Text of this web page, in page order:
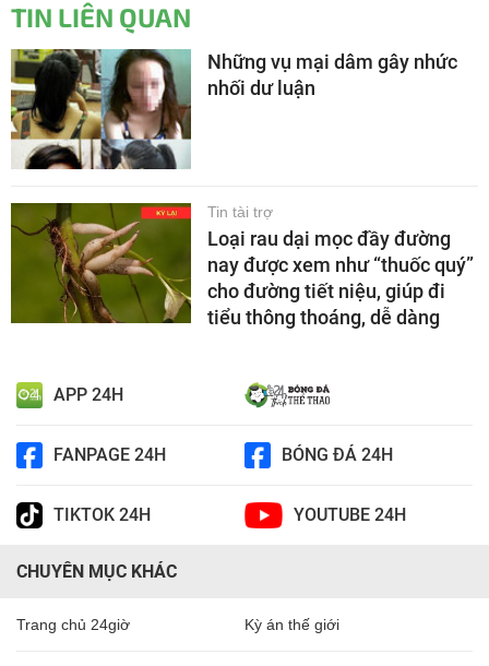
TIN LIÊN QUAN
Những vụ mại dâm gây nhức
nhối dư luận
Tin tài trợ
Loại rau dại mọc đầy đường
nay được xem như “thuốc quý”
cho đường tiết niệu, giúp đi
tiểu thông thoáng, dễ dàng
APP 24H
FANPAGE 24H BÓNG ĐÁ 24H
TIKTOK 24H YOUTUBE 24H
CHUYÊN MỤC KHÁC
Trang chủ 24giờ Kỳ án thế giới